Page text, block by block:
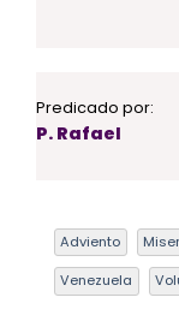
Predicado por:
P. Rafael
Adviento
Venezuela